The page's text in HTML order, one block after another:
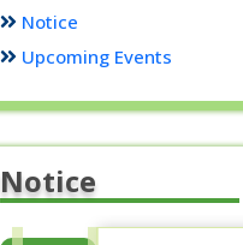
Notice
Upcoming Events
Notice